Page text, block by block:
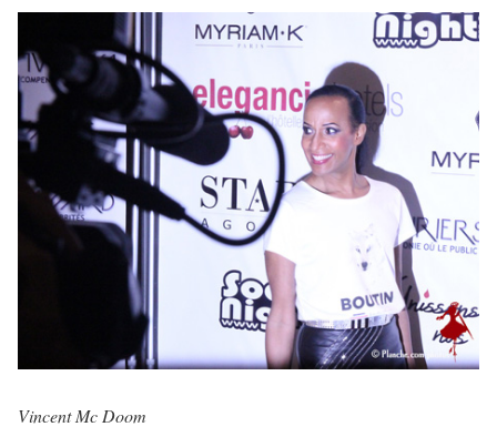
Vincent Mc Doom